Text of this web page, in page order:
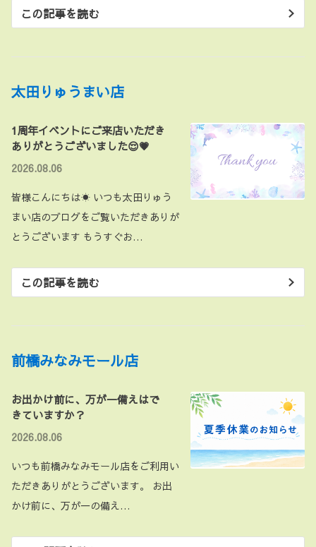
この記事を読む
太田りゅうまい店
1周年イベントにご来店いただき
ありがとうございました😌💗
2026.08.06
皆様こんにちは☀ いつも太田りゅう
まい店のブログをご覧いただきありが
とうございます もうすぐお…
この記事を読む
前橋みなみモール店
お出かけ前に、万が一備えはで
きていますか？
2026.08.06
いつも前橋みなみモール店をご利用い
ただきありがとうございます。 お出
かけ前に、万が一の備え…